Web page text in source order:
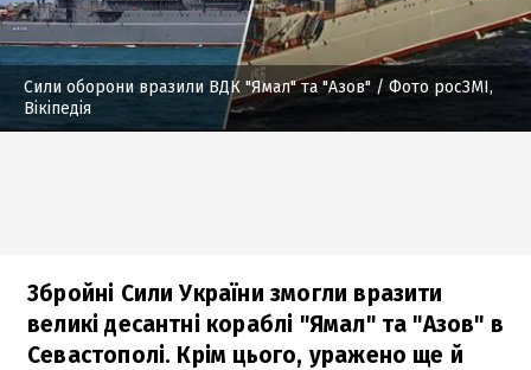
Сили оборони вразили ВДК "Ямал" та "Азов" / Фото росЗМІ,
Вікіпедія
Збройні Сили України змогли вразити
великі десантні кораблі "Ямал" та "Азов" в
Севастополі. Крім цього, уражено ще й